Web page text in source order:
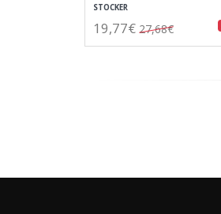
STOCKER
19,77€ 27,68€